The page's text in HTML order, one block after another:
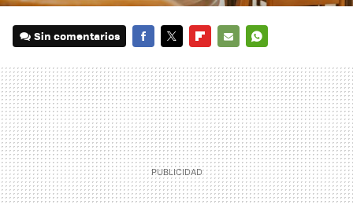
Sin comentarios
MAIL